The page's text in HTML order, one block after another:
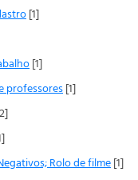
[1]
[1]
professores[1]
Rolo de filme[1]